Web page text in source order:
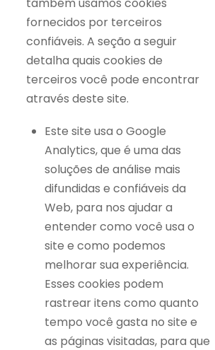
fornecidos por terceiros
confiáveis. A seção a seguir
detalha quais cookies de
terceiros você pode encontrar
através deste site.
Este site usa o Google
Analytics, que é uma das
soluções de análise mais
difundidas e confiáveis ​​da
Web, para nos ajudar a
entender como você usa o
site e como podemos
melhorar sua experiência.
Esses cookies podem
rastrear itens como quanto
tempo você gasta no site e
as páginas visitadas, para que